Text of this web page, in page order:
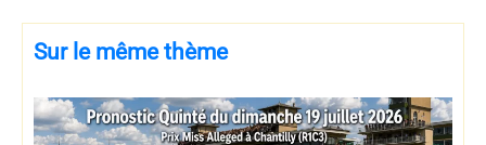
Sur le même thème